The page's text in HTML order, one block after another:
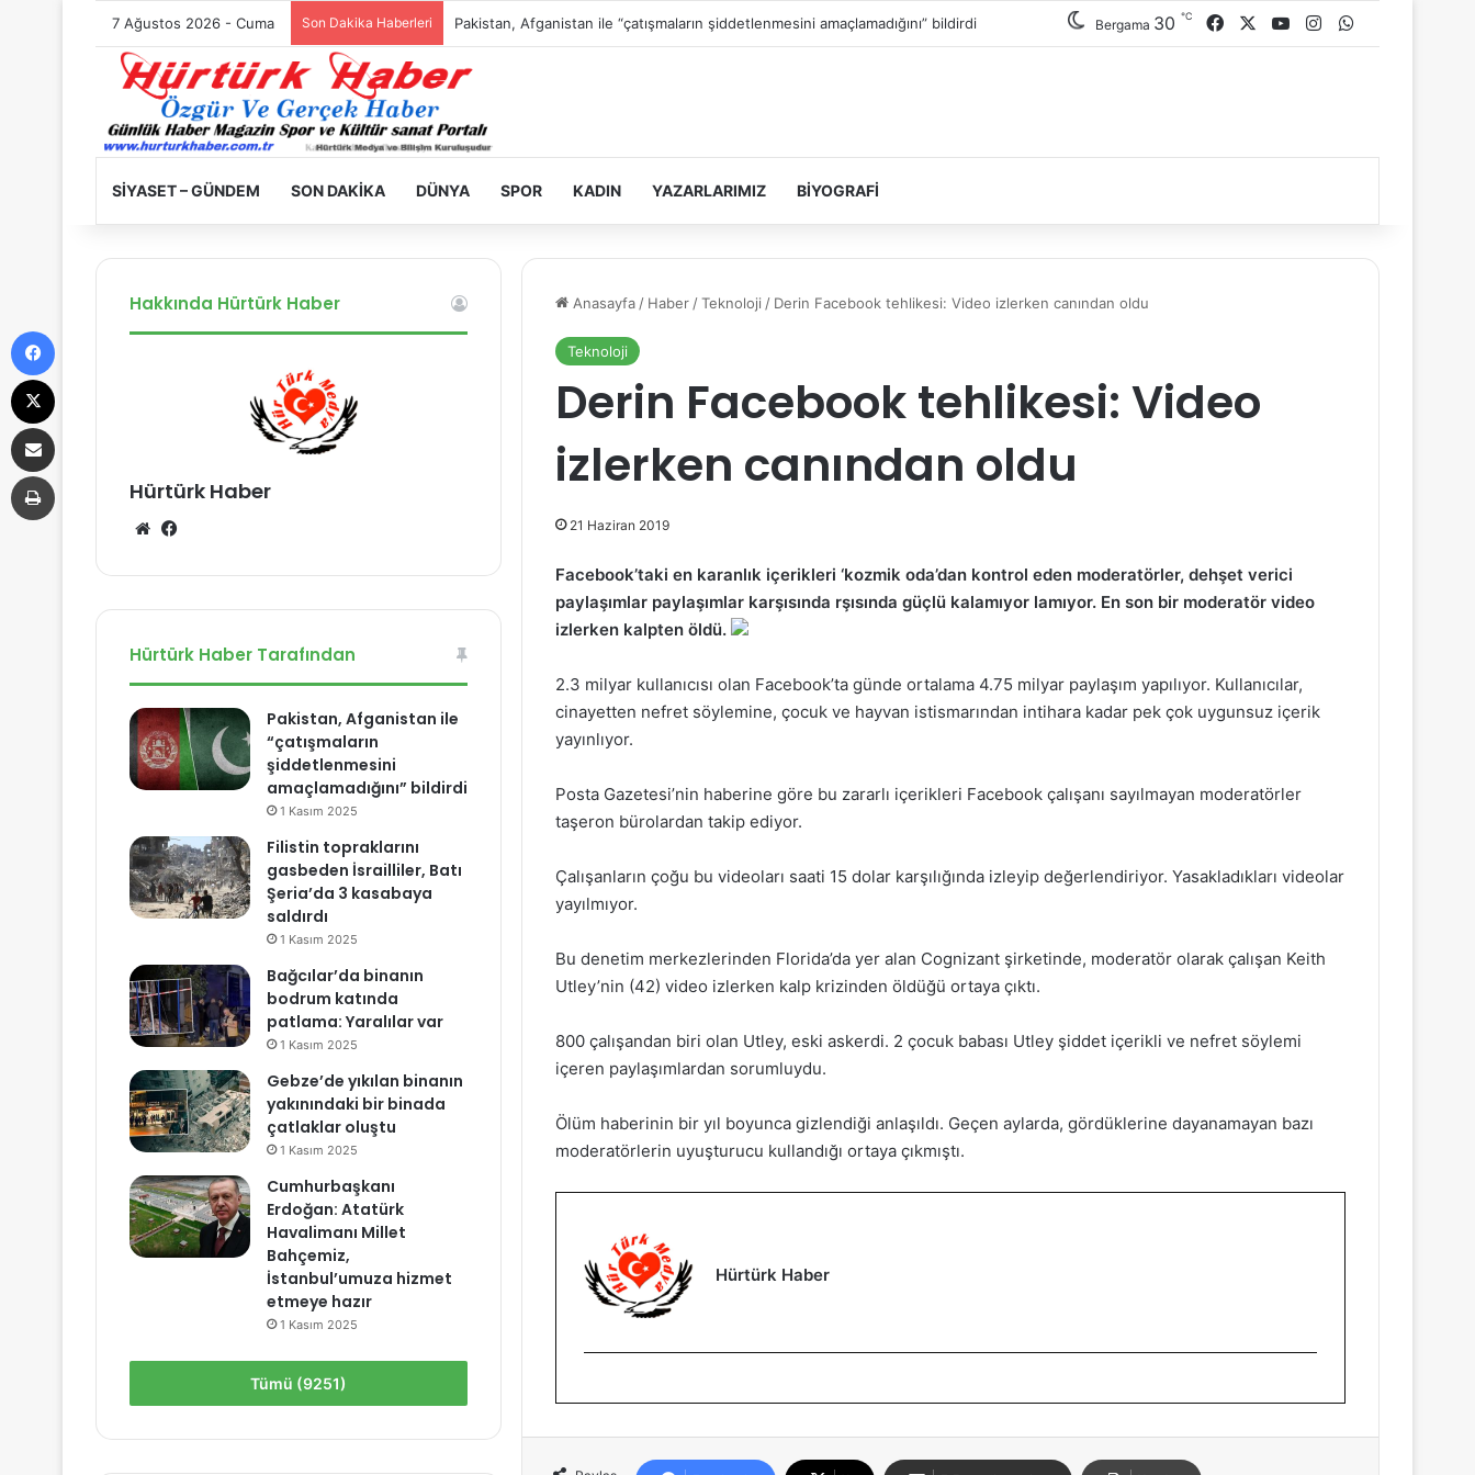
7 Ağustos 2026 - Cuma Son Dakika Haberleri Filistin topraklarını gasbeden İsrailliler, Batı Şeria’da 3 kasabaya saldırdı Bergama 30 ℃ Facebook YouTubeInstagram
SIYASET – GÜNDEM SON DAKIKA DÜNYA SPOR KADIN YAZARLARIMIZ BIYOGRAFI
Anasayfa / Haber /Teknoloji / Derin Facebook tehlikesi: Video izlerken canından oldu
Teknoloji
Derin Facebook tehlikesi: Video
izlerken canından oldu
21 Haziran 2019
Facebook’taki en karanlık içerikleri ‘kozmik oda’dan kontrol eden moderatörler, dehşet verici
paylaşımlar paylaşımlar karşısında rşısında güçlü kalamıyor lamıyor. En son bir moderatör video
izlerken kalpten öldü.
2.3 milyar kullanıcısı olan Facebook’ta günde ortalama 4.75 milyar paylaşım yapılıyor. Kullanıcılar,
cinayetten nefret söylemine, çocuk ve hayvan istismarından intihara kadar pek çok uygunsuz içerik
yayınlıyor.
Posta Gazetesi’nin haberine göre bu zararlı içerikleri Facebook çalışanı sayılmayan moderatörler
taşeron bürolardan takip ediyor.
Çalışanların çoğu bu videoları saati 15 dolar karşılığında izleyip değerlendiriyor. Yasakladıkları videolar
yayılmıyor.
Bu denetim merkezlerinden Florida’da yer alan Cognizant şirketinde, moderatör olarak çalışan Keith
Utley’nin (42) video izlerken kalp krizinden öldüğü ortaya çıktı.
800 çalışandan biri olan Utley, eski askerdi. 2 çocuk babası Utley şiddet içerikli ve nefret söylemi
içeren paylaşımlardan sorumluydu.
Ölüm haberinin bir yıl boyunca gizlendiği anlaşıldı. Geçen aylarda, gördüklerine dayanamayan bazı
moderatörlerin uyuşturucu kullandığı ortaya çıkmıştı.
Hürtürk Haber
Hakkında Hürtürk Haber
Hürtürk Haber
We
sit
esi
bo
ok
Hürtürk Haber Tarafından
Pakistan, Afganistan ile
“çatışmaların
şiddetlenmesini
amaçlamadığını” bildirdi
1 Kasım 2025
Filistin topraklarını
gasbeden İsrailliler, Batı
Şeria’da 3 kasabaya
saldırdı
1 Kasım 2025
Bağcılar’da binanın
bodrum katında
patlama: Yaralılar var
1 Kasım 2025
Gebze’de yıkılan binanın
yakınındaki bir binada
çatlaklar oluştu
1 Kasım 2025
Cumhurbaşkanı
Erdoğan: Atatürk
Havalimanı Millet
Bahçemiz,
İstanbul’umuza hizmet
etmeye hazır
1 Kasım 2025
Tümü (9251)